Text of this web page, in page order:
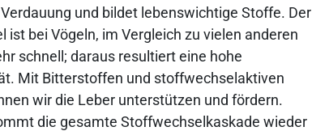
und bildet lebenswichtige Stoffe. Der
ist bei Vögeln, im Vergleich zu vielen anderen
schnell; daraus resultiert eine hohe
Mit Bitterstoffen und stoffwechselaktiven
wir die Leber unterstützen und fördern.
die gesamte Stoffwechselkaskade wieder